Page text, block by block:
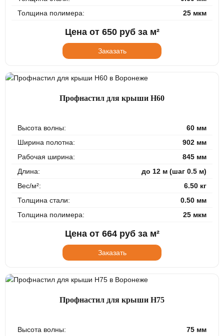
Толщина полимера:
25 мкм
Цена от 650руб за м²
Заказать
Профнастил для крыши Н60
Высота волны:
60 мм
Ширина полотна:
902 мм
Рабочая ширина:
845 мм
Длина:
до 12 м (шаг 0.5 м)
Вес/м²:
6.50 кг
Толщина стали:
0.50 мм
Толщина полимера:
25 мкм
Цена от 664руб за м²
Заказать
Профнастил для крыши Н75
Высота волны:
75 мм